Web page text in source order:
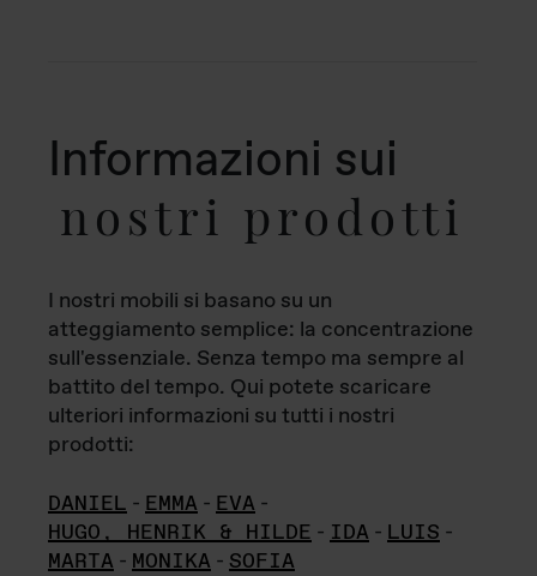
Informazioni sui
nostri prodotti
I nostri mobili si basano su un
atteggiamento semplice: la concentrazione
sull'essenziale. Senza tempo ma sempre al
battito del tempo. Qui potete scaricare
ulteriori informazioni su tutti i nostri
prodotti:
DANIEL - EMMA - EVA -
HUGO, HENRIK & HILDE - IDA - LUIS -
MARTA - MONIKA - SOFIA